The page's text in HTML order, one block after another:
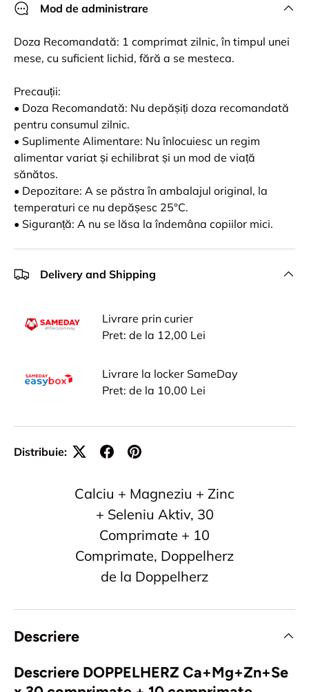
Mod de administrare
Doza Recomandată: 1 comprimat zilnic, în timpul unei
mese, cu suficient lichid, fără a se mesteca.
Precauții:
• Doza Recomandată: Nu depășiți doza recomandată
pentru consumul zilnic.
• Suplimente Alimentare: Nu înlocuiesc un regim
alimentar variat și echilibrat și un mod de viață
sănătos.
• Depozitare: A se păstra în ambalajul original, la
temperaturi ce nu depășesc 25°C.
• Siguranță: A nu se lăsa la îndemâna copiilor mici.
Delivery and Shipping
Livrare prin curier
Pret: de la 12,00 Lei
Livrare la locker SameDay
Pret: de la 10,00 Lei
Distribuie:
Calciu + Magneziu + Zinc
+ Seleniu Aktiv, 30
Comprimate + 10
Comprimate, Doppelherz
de la Doppelherz
Descriere
Descriere DOPPELHERZ Ca+Mg+Zn+Se